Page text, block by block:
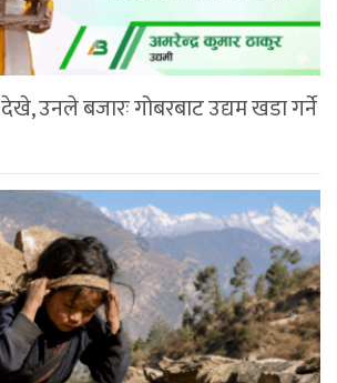
उनले बजारः गोबरबाट उद्यम खडा गर्ने